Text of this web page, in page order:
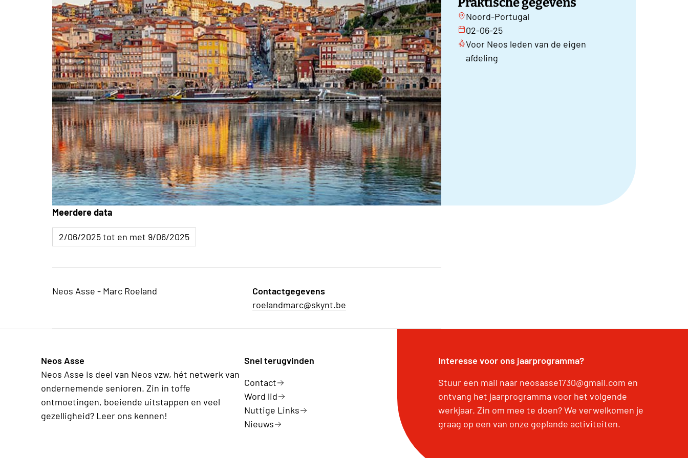
Noord-Portugal
02-06-25
Voor Neos leden van de eigen
afdeling
Meerdere data
2/06/2025 tot en met 9/06/2025
Neos Asse - Marc Roeland
Contactgegevens
roelandmarc@skynt.be
Neos Asse
Neos Asse is deel van Neos vzw, hét netwerk van
ondernemende senioren. Zin in toffe
ontmoetingen, boeiende uitstappen en veel
gezelligheid? Leer ons kennen!
Snel terugvinden
Contact
Word lid
Nuttige Links
Nieuws
Interesse voor ons jaarprogramma?
Stuur een mail naar neosasse1730@gmail.com en
ontvang het jaarprogramma voor het volgende
werkjaar. Zin om mee te doen? We verwelkomen je
graag op een van onze geplande activiteiten.